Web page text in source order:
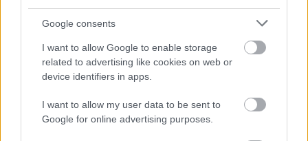
Google consents
I want to allow Google to enable storage
related to advertising like cookies on web or
device identifiers in apps.
I want to allow my user data to be sent to
Google for online advertising purposes.